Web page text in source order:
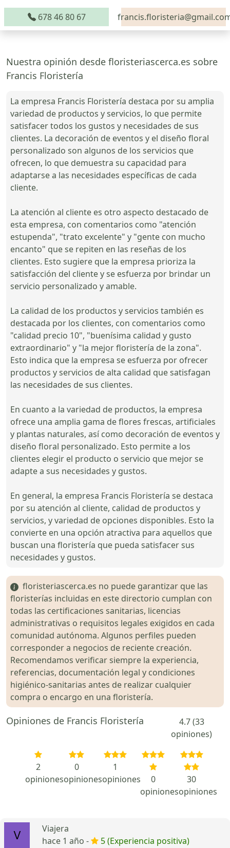
678 46 80 67
Nuestra opinión desde floristeriascerca.es sobre
Francis Floristería
La empresa Francis Floristería destaca por su amplia
variedad de productos y servicios, lo que permite
satisfacer todos los gustos y necesidades de sus
clientes. La decoración de eventos y el diseño floral
personalizado son algunos de los servicios que
ofrecen, lo que demuestra su capacidad para
adaptarse a las necesidades específicas de cada
cliente.
La atención al cliente es otro aspecto destacado de
esta empresa, con comentarios como "atención
estupenda", "trato excelente" y "gente con mucho
encanto" que se repiten en las reseñas de los
clientes. Esto sugiere que la empresa prioriza la
satisfacción del cliente y se esfuerza por brindar un
servicio personalizado y amable.
La calidad de los productos y servicios también es
destacada por los clientes, con comentarios como
"calidad precio 10", "buenísima calidad y gusto
extraordinario" y "la mejor floristería de la zona".
Esto indica que la empresa se esfuerza por ofrecer
productos y servicios de alta calidad que satisfagan
las necesidades de sus clientes.
En cuanto a la variedad de productos, la empresa
ofrece una amplia gama de flores frescas, artificiales
y plantas naturales, así como decoración de eventos y
diseño floral personalizado. Esto permite a los
clientes elegir el producto o servicio que mejor se
adapte a sus necesidades y gustos.
En general, la empresa Francis Floristería se destaca
por su atención al cliente, calidad de productos y
servicios, y variedad de opciones disponibles. Esto la
convierte en una opción atractiva para aquellos que
buscan una floristería que pueda satisfacer sus
necesidades y gustos.
floristeriascerca.es no puede garantizar que las
floristerías incluidas en este directorio cumplan con
todas las certificaciones sanitarias, licencias
administrativas o requisitos legales exigidos en cada
comunidad autónoma. Algunos perfiles pueden
corresponder a negocios de reciente creación.
Recomendamos verificar siempre la experiencia,
referencias, documentación legal y condiciones
higiénico-sanitarias antes de realizar cualquier
compra o encargo en una floristería.
Opiniones de Francis Floristería
4.7 (33
opiniones)
2
opiniones
0
opiniones
1
opiniones
0
opiniones
30
opiniones
Viajera
hace 1 año -
5 (Experiencia positiva)